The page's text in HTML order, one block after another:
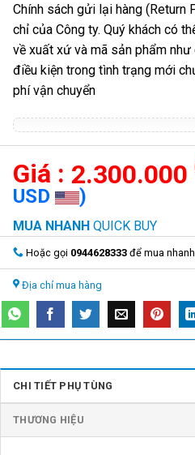
Chính sách gửi lại hàng (Return
chỉ của Công ty. Quý khách có
về xuất xứ và mã sản phẩm
điều kiện trong tình trạng mới
phí vận chuyển
2.300.000
USD
)
MUA NHANH QUICK BUY
Hoặc gọi 0944628333 để mua
Địa chỉ mua hàng
CHI TIẾT PHỤ TÙNG
THƯƠNG HIỆU